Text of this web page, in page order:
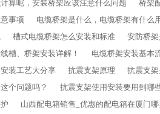
算呢，安装桥架应该注意什么问题
桥架
事项
电缆桥架是什么，电缆桥架有什么
槽式电缆桥架怎么安装和标准 安防桥
槽、桥架安装详解！
电缆桥架安装基本
装工艺大分享
抗震支架原理
抗震支
个问题吗？
抗震支架使用安装要用到哪
山西配电箱销售_优惠的配电箱在厦门哪